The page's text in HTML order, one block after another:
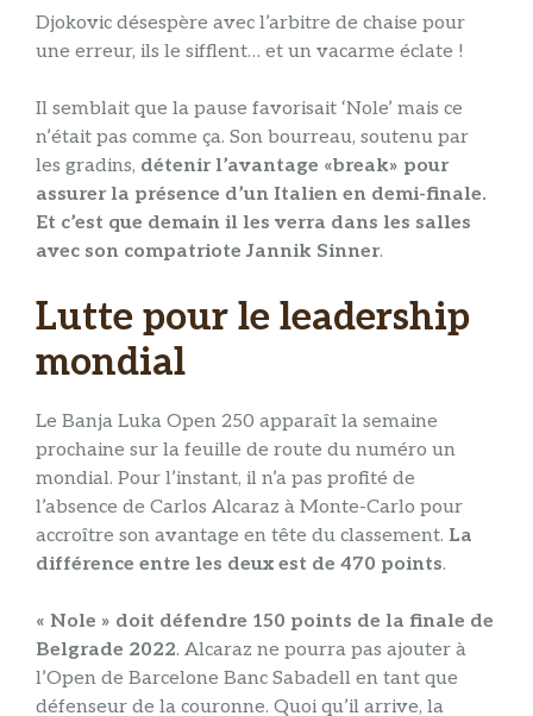
Djokovic désespère avec l’arbitre de chaise pour
une erreur, ils le sifflent… et un vacarme éclate !
Il semblait que la pause favorisait ‘Nole’ mais ce
n’était pas comme ça. Son bourreau, soutenu par
les gradins, détenir l’avantage «break» pour
assurer la présence d’un Italien en demi-finale.
Et c’est que demain il les verra dans les salles
avec son compatriote Jannik Sinner.
Lutte pour le leadership
mondial
Le Banja Luka Open 250 apparaît la semaine
prochaine sur la feuille de route du numéro un
mondial. Pour l’instant, il n’a pas profité de
l’absence de Carlos Alcaraz à Monte-Carlo pour
accroître son avantage en tête du classement. La
différence entre les deux est de 470 points.
« Nole » doit défendre 150 points de la finale de
Belgrade 2022. Alcaraz ne pourra pas ajouter à
l’Open de Barcelone Banc Sabadell en tant que
défenseur de la couronne. Quoi qu’il arrive, la